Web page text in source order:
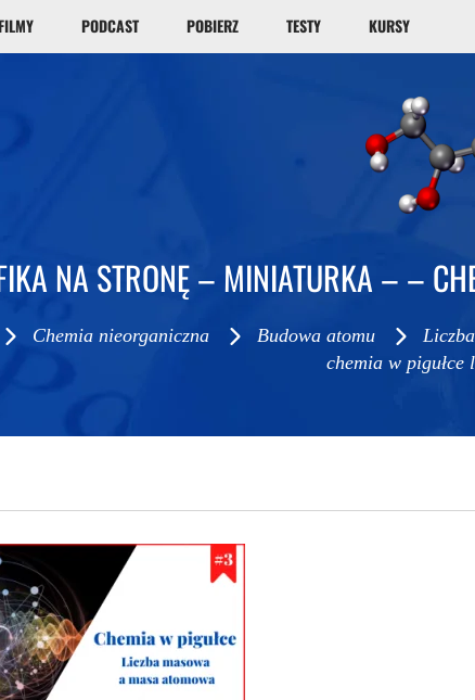
PODCAST POBIERZ TESTY KURSY
NA STRONĘ – MINIATURKA – –
Chemia nieorganiczna Budowa atomu
chemia w pigułce